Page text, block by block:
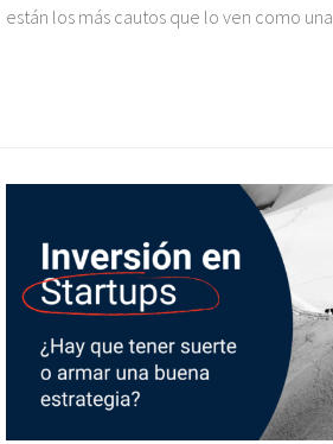
están los más cautos que lo ven como una...